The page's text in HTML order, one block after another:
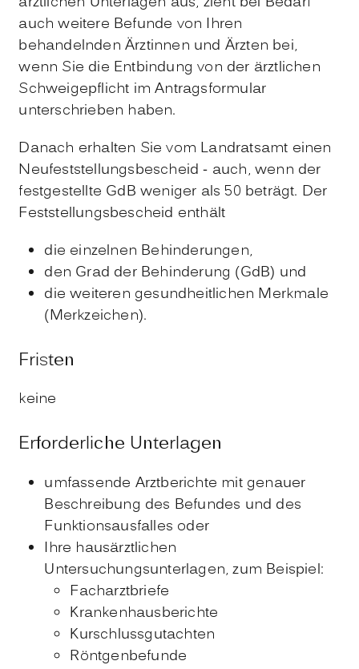
auch weitere Befunde von Ihren
behandelnden Ärztinnen und Ärzten bei,
wenn Sie die Entbindung von der ärztlichen
Schweigepflicht im Antragsformular
unterschrieben haben.
Danach erhalten Sie vom Landratsamt einen
Neufeststellungsbescheid - auch, wenn der
festgestellte GdB weniger als 50 beträgt. Der
Feststellungsbescheid enthält
die einzelnen Behinderungen,
den Grad der Behinderung (GdB) und
die weiteren gesundheitlichen Merkmale
(Merkzeichen).
Fristen
keine
Erforderliche Unterlagen
umfassende Arztberichte mit genauer
Beschreibung des Befundes und des
Funktionsausfalles oder
Ihre hausärztlichen
Untersuchungsunterlagen, zum Beispiel:
Facharztbriefe
Krankenhausberichte
Kurschlussgutachten
Röntgenbefunde